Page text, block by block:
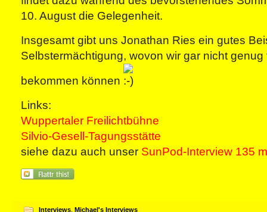
10. August die Gelegenheit.
Insgesamt gibt uns Jonathan Ries ein gutes
Selbstermächtigung, wovon wir gar nicht genug
bekommen können
Links:
Wuppertaler Freilichtbühne
Silvio-Gesell-Tagungsstätte
siehe dazu auch unser SunPod-Interview 135
Interviews Michael's Interviews